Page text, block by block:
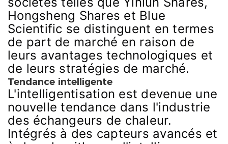
Hongsheng Shares et Blue
Scientific se distinguent en termes
de part de marché en raison de
leurs avantages technologiques et
de leurs stratégies de marché.
Tendance intelligente
L'intelligentisation est devenue une
nouvelle tendance dans l'industrie
des échangeurs de chaleur.
Intégrés à des capteurs avancés et